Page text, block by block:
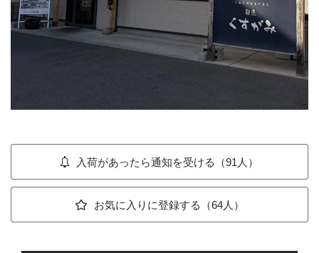
入荷があったら通知を受ける（91人）
お気に入りに登録する（64人）